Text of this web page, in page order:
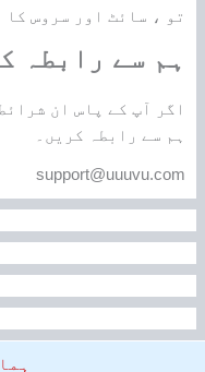
تو ، سائٹ اور سروس کا
ہم سے رابطہ
اگر آپ کے پاس ان
ہم سے رابطہ کریں۔
support@uuuvu.com